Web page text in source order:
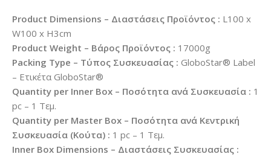
Product Dimensions – Διαστάσεις Προϊόντος : L100 x
W100 x H3cm
Product Weight – Βάρος Προϊόντος : 17000g
Packing Type – Τύπος Συσκευασίας : GloboStar® Label
– Ετικέτα GloboStar®
Quantity per Inner Box – Ποσότητα ανά Συσκευασία : 1
pc – 1 Τεμ.
Quantity per Master Box – Ποσότητα ανά Κεντρική
Συσκευασία (Κούτα) : 1 pc – 1 Τεμ.
Inner Box Dimensions – Διαστάσεις Συσκευασίας :